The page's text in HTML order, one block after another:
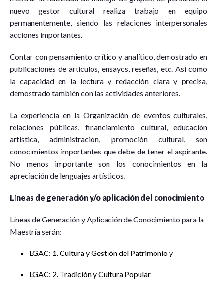
nuevo gestor cultural realiza trabajo en equipo
permanentemente, siendo las relaciones interpersonales
acciones importantes.
Contar con pensamiento crítico y analítico, demostrado en
publicaciones de artículos, ensayos, reseñas, etc. Así como
la capacidad en la lectura y redacción clara y precisa,
demostrado también con las actividades anteriores.
La experiencia en la Organización de eventos culturales,
relaciones públicas, financiamiento cultural, educación
artística, administración, promoción cultural, son
conocimientos importantes que debe de tener el aspirante.
No menos importante son los conocimientos en la
apreciación de lenguajes artísticos.
Líneas de generación y/o aplicación del conocimiento
Líneas de Generación y Aplicación de Conocimiento para la
Maestría serán:
LGAC: 1. Cultura y Gestión del Patrimonio y
LGAC: 2. Tradición y Cultura Popular